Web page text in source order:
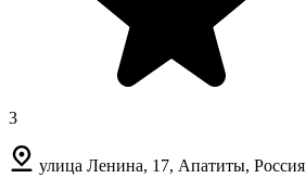
3
улица Ленина, 17, Апатиты, Россия